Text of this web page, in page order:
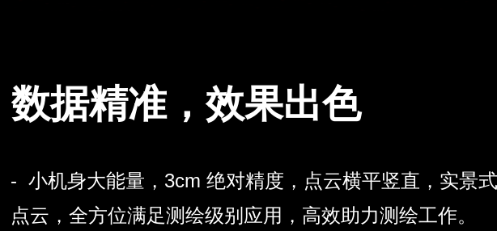
数据精准，效果出色
- 小机身大能量，3cm 绝对精度，点云横平竖直，实景式
点云，全方位满足测绘级别应用，高效助力测绘工作。